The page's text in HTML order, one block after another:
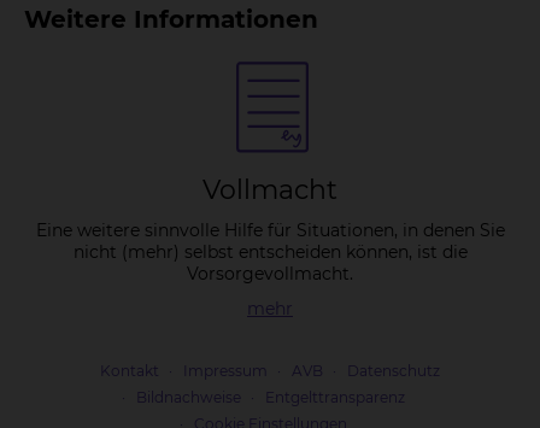
Weitere Informationen
Voll­macht
Eine weitere sinnvolle Hilfe für Situationen, in denen Sie
nicht (mehr) selbst entscheiden können, ist die
Vorsorgevollmacht.
mehr
Kontakt Impressum AVB
Datenschutz
Bildnachweise
Entgelttransparenz
Cookie Einstellungen